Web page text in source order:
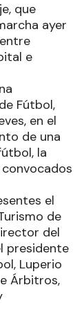
que
ayer
e
Fútbol,
en el
de una
la
el
de
del
presidente
Luperio
Árbitros,